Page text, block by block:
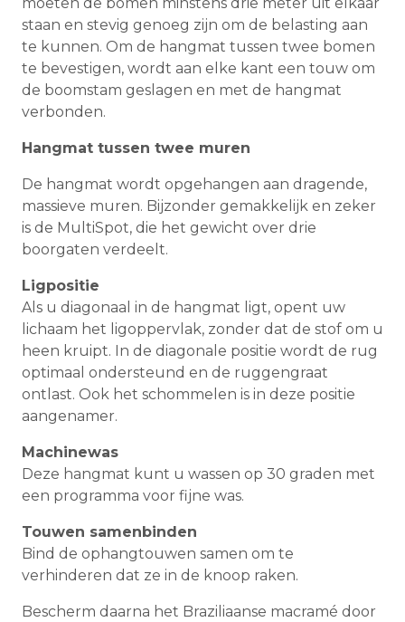
staan en stevig genoeg zijn om de belasting aan
te kunnen. Om de hangmat tussen twee bomen
te bevestigen, wordt aan elke kant een touw om
de boomstam geslagen en met de hangmat
verbonden.
Hangmat tussen twee muren
De hangmat wordt opgehangen aan dragende,
massieve muren. Bijzonder gemakkelijk en zeker
is de MultiSpot, die het gewicht over drie
boorgaten verdeelt.
Ligpositie
Als u diagonaal in de hangmat ligt, opent uw
lichaam het ligoppervlak, zonder dat de stof om u
heen kruipt. In de diagonale positie wordt de rug
optimaal ondersteund en de ruggengraat
ontlast. Ook het schommelen is in deze positie
aangenamer.
Machinewas
Deze hangmat kunt u wassen op 30 graden met
een programma voor fijne was.
Touwen samenbinden
Bind de ophangtouwen samen om te
verhinderen dat ze in de knoop raken.
Bescherm daarna het Braziliaanse macramé door